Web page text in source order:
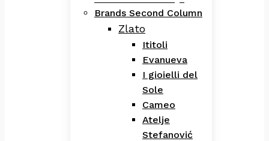
Brands Second Column
Zlato
Ititoli
Evanueva
I gioielli del
Sole
Cameo
Atelje
Stefanović